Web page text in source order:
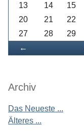
←
13
14 15
20
21 22
27
28 29
Archiv
Das Neueste ...
Älteres ...